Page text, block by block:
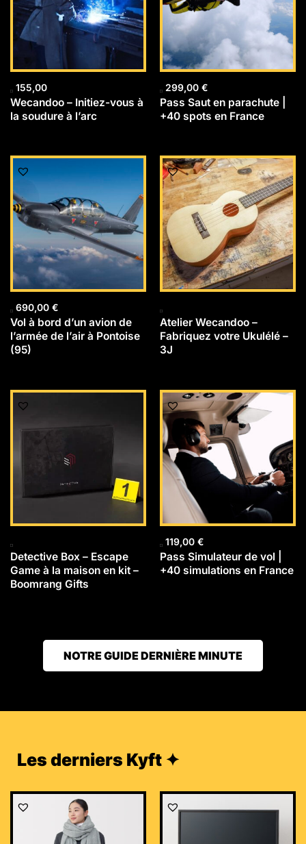
155,00
Wecandoo – Initiez-vous à
la soudure à l’arc
299,00 €
Pass Saut en parachute |
+40 spots en France
690,00 €
Vol à bord d’un avion de
l’armée de l’air à Pontoise
(95)
Atelier Wecandoo –
Fabriquez votre Ukulélé –
3J
Detective Box – Escape
Game à la maison en kit –
Boomrang Gifts
119,00 €
Pass Simulateur de vol |
+40 simulations en France
NOTRE GUIDE DERNIÈRE MINUTE
Les derniers Kyft ✦